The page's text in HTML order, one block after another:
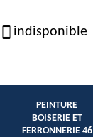
indisponible
PEINTURE
BOISERIE ET
FERRONNERIE 46